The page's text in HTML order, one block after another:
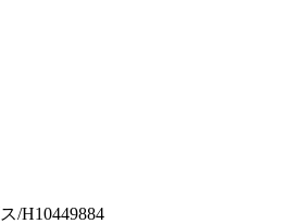
/H10449884